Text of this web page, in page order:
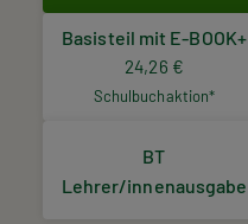
Basisteil mit E-BOOK+
24,26 €
Schulbuchaktion*
BT
Lehrer/innenausgabe